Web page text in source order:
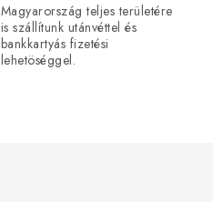
Magyarország teljes területére
is szállítunk utánvéttel és
bankkartyás fizetési
lehetöséggel.